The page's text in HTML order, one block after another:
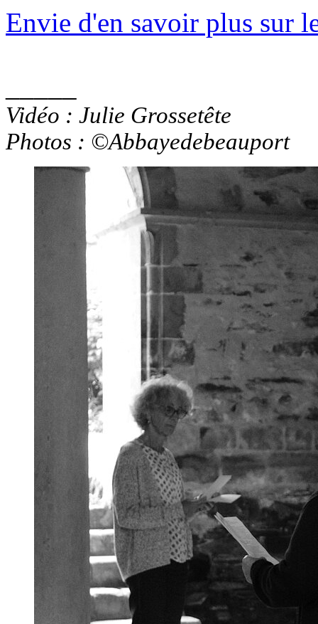
Envie d'en savoir plus sur
Vidéo : Julie Grossetête
Photos : ©Abbayedebeauport